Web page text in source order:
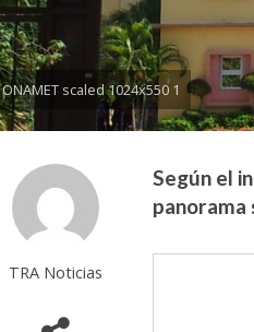
ONAMET scaled 1024x550 1
TRA Noticias
Según el
panorama